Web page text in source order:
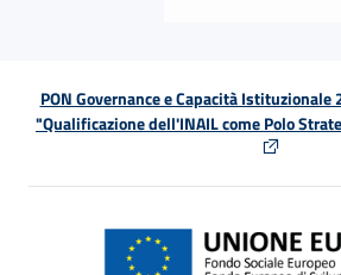
PON Governance e Capacità
"Qualificazione dell'INAIL come Polo